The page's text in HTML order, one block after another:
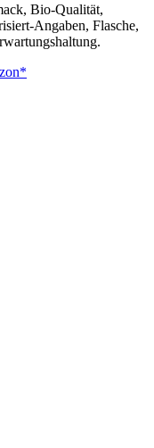
Bio-Qualität,
Angaben, Flasche,